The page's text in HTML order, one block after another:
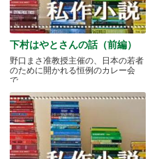
下村はやとさんの話（前編）
野口まさ准教授主催の、日本の若者
のために開かれる恒例のカレー会
で.....